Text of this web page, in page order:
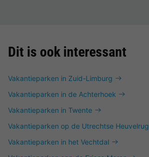
Dit is ook interessant
Vakantieparken in Zuid-Limburg
Vakantieparken in de Achterhoek
Vakantieparken in Twente
Vakantieparken op de Utrechtse Heuvelrug
Vakantieparken in het Vechtdal